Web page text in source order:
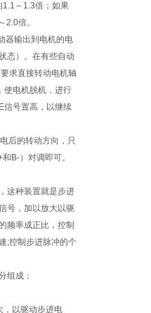
1.1～1.3倍；如果
2.0倍。
器输出到电机的电
态）。在有些自动
求直接转动电机轴
使电机脱机，进行
信号置高，以继续
后的转动方向，只
B-）对调即可。
这种装置就是步进
号，加以放大以驱
频率成正比，控制
;控制步进脉冲的个
组成：
，以驱动步进电